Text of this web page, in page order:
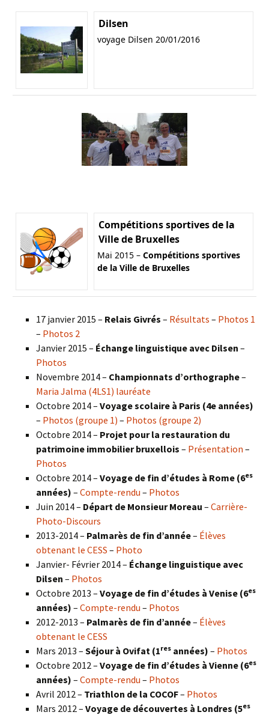
Dilsen
voyage Dilsen 20/01/2016
Compétitions sportives de la
Ville de Bruxelles
Mai 2015 – Compétitions sportives
de la Ville de Bruxelles
17 janvier 2015 – Relais Givrés – Résultats – Photos 1
– Photos 2
Janvier 2015 – Échange linguistique avec Dilsen –
Photos
Novembre 2014 – Championnats d’orthographe–
Maria Jalma (4LS1) lauréate
Octobre 2014 – Voyage scolaire à Paris (4e années)
– Photos (groupe 1) – Photos (groupe 2)
Octobre 2014 – Projet pour la restauration du
patrimoine immobilier bruxellois – Présentation –
Photos
Octobre 2014 – Voyage de fin d’études à Rome (6es
années) – Compte-rendu – Photos
Juin 2014 – Départ de Monsieur Moreau – Carrière-
Photo-Discours
2013-2014 – Palmarès de fin d’année– Élèves
obtenant le CESS – Photo
Janvier- Février 2014 – Échange linguistique avec
Dilsen – Photos
Octobre 2013 – Voyage de fin d’études à Venise (6es
années) – Compte-rendu – Photos
2012-2013 – Palmarès de fin d’année– Élèves
obtenant le CESS
Mars 2013 – Séjour à Ovifat (1res années) – Photos
Octobre 2012 – Voyage de fin d’études à Vienne (6es
années) – Compte-rendu – Photos
Avril 2012 – Triathlon de la COCOF– Photos
Mars 2012 – Voyage de découvertes à Londres (5es